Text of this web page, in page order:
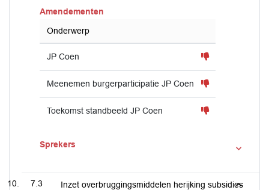
Amendementen
Onderwerp
JP Coen
Meenemen burgerparticipatie JP Coen
Toekomst standbeeld JP Coen
Sprekers
7.3
Inzet overbruggingsmiddelen herijking subsidies